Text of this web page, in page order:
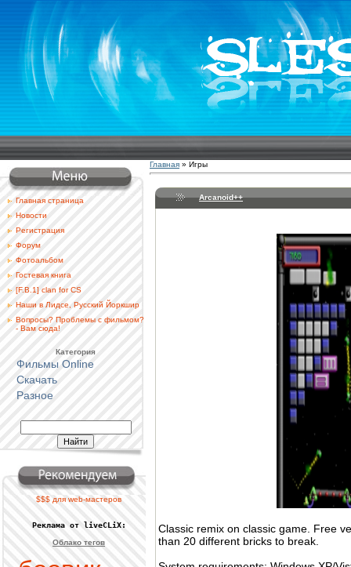
Главная страница
Новости
Регистрация
Форум
Фотоальбом
Гостевая книга
[F.B.1] clan for CS
Наши в Лидсе, Русский Йоркшир
Вопросы? Проблемы с фильмом?
- Вам сюда!
Категория
Фильмы Online
Скачать
Разное
$$$ для web-мастеров
Реклама от liveCLiX:
Облако тегов
Главная » Игры
Arcanoid++
Classic remix on classic game. Free
than 20 different bricks to break.